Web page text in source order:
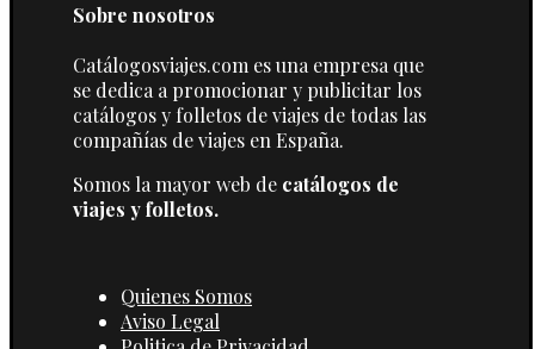
Sobre nosotros
Catálogosviajes.com es una empresa que
se dedica a promocionar y publicitar los
catálogos y folletos de viajes de todas las
compañías de viajes en España.
Somos la mayor web de catálogos de
viajes y folletos.
Quienes Somos
Aviso Legal